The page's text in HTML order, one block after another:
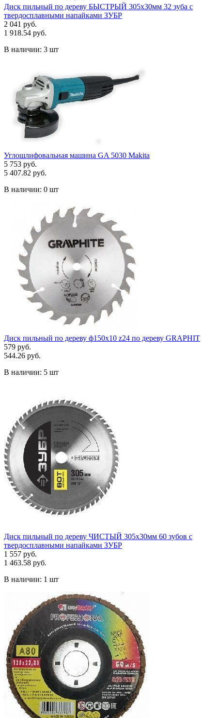
Диск пильный по дереву БЫСТРЫЙ 305х30мм 32 зуба с
твердосплавными напайками ЗУБР
2 041 руб.
1 918.54 руб.
В наличии: 3 шт
Углошлифовальная машина GA 5030 Makita
5 753 руб.
5 407.82 руб.
В наличии: 0 шт
Диск пильный по дереву ф150x10 z24 по дереву GRAPHIT
579 руб.
544.26 руб.
В наличии: 5 шт
Диск пильный по дереву ЧИСТЫЙ 305х30мм 60 зубов с
твердосплавными напайками ЗУБР
1 557 руб.
1 463.58 руб.
В наличии: 1 шт